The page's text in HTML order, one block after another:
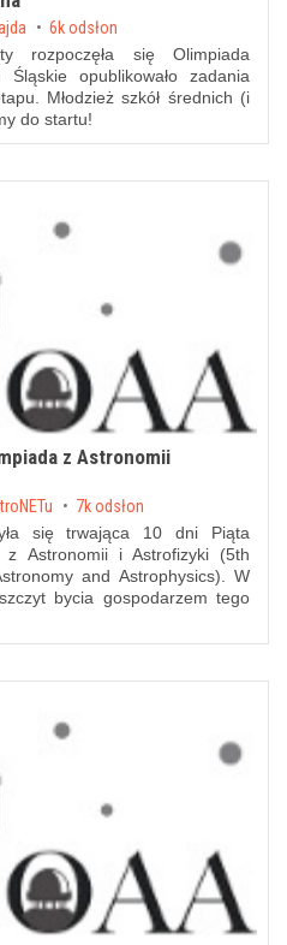
6k odsłon
rozpoczęła się Olimpiada
Śląskie opublikowało zadania
Młodzież szkół średnich (i
do startu!
z Astronomii
7k odsłon
się trwająca 10 dni Piąta
z Astronomii i Astrofizyki (5th
and Astrophysics). W
bycia gospodarzem tego